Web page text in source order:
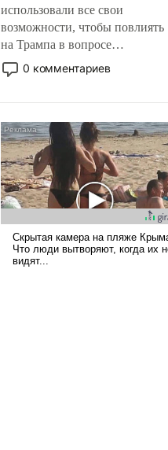
использовали все свои
возможности, чтобы повлиять
на Трампа в вопросе
предоставления вооружений
своим нанимателям. Вероятно,
голову мысль: хорошо бы
продемонстрировать, что
Украина вступила в
вооруженное противостояние
с Ираном.
0 комментариев